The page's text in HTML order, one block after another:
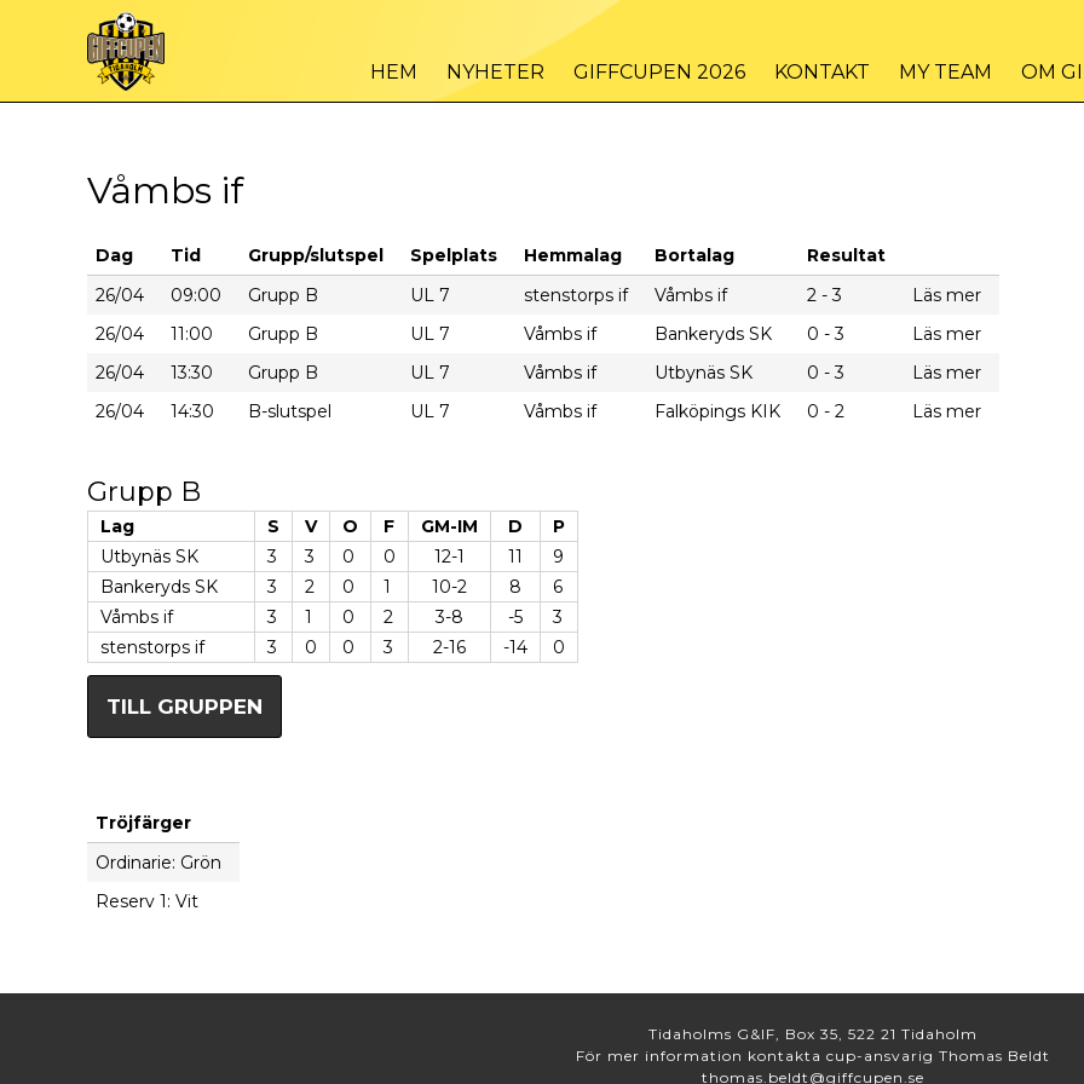
HEM NYHETER GIFFCUPEN 2026 KONTAKT MY TEAM OM
Våmbs if
Dag Tid Grupp/slutspel Spelplats Hemmalag Bortalag
Resultat
26/04
09:00 Grupp B UL 7 stenstorps if Våmbs if 2 - 3
Läs mer
26/04
11:00 Grupp B UL 7 Våmbs if Bankeryds SK 0 - 3
Läs mer
26/04
13:30 Grupp B UL 7 Våmbs if Utbynäs SK 0 - 3
Läs mer
26/04
14:30 B-slutspel UL 7 Våmbs if Falköpings KIK 0 - 2 Läs mer
Grupp B
Lag S V O F GM-IM D
P
Utbynäs SK
3 3 0 0 12-1 11
9
Bankeryds SK
3 2 0 1 10-2 8
6
Våmbs if
3 1 0 2 3-8 -5
3
stenstorps if
3 0 0 3 2-16 -14 0
TILL GRUPPEN
Tröjfärger
Ordinarie: Grön
Reserv 1: Vit
Tidaholms G&IF, Box 35, 522 21 Tidaholm
För mer information kontakta cup-ansvarig Thomas Beldt
thomas.beldt@giffcupen.se